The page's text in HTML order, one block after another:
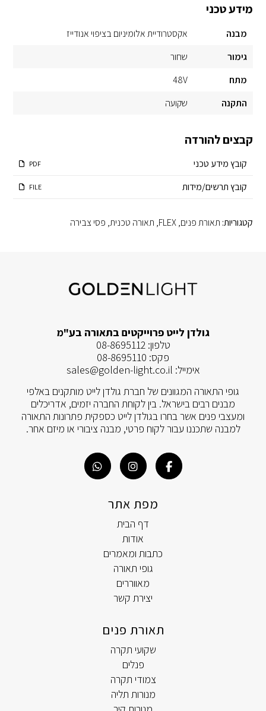
מידע טכני
מבנה
אקסטרודיית אלומיניום בציפוי אנודייז
גימור
שחור
מתח
48V
התקנה
שקועה
קבצים להורדה
קובץ מידע טכני PDF
קובץ תרשים/מידות FILE
קטגוריות: תאורת פנים,
FLEX
, תאורה טכנית, פסי צבירה
גולדן לייט פרוייקטים בתאורה בע"מ
טלפון: 08-8695112
פקס: 08-8695110
אימייל: sales@golden-light.co.il
גופי התאורה המגוונים של חברת גולדן לייט מותקנים באלפי
מבנים רבים בישראל. בין לקוחת החברה יזמים, אדריכלים
ומעצבי פנים אשר בחרו בגולדן לייט כספקית פתרונות התאורה
למבנה שתכננו עבור לקוח פרטי, מבנה ציבורי או מיזם אחר.
מפת אתר
דף הבית
אודות
כתבות ומאמרים
גופי תאורה
מאווררים
יצירת קשר
תאורת פנים
שקועי תקרה
פנלים
צמודי תקרה
מנורות תליה